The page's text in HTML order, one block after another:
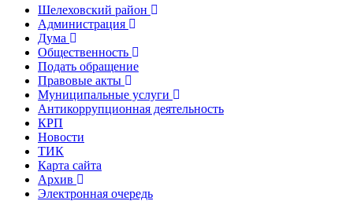
Шелеховский район
Администрация
Дума
Общественность
Подать обращение
Правовые акты
Муниципальные услуги
Антикоррупционная деятельность
КРП
Новости
ТИК
Карта сайта
Архив
Электронная очередь